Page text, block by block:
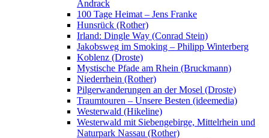
Andrack
100 Tage Heimat – Jens Franke
Hunsrück (Rother)
Irland: Dingle Way (Conrad Stein)
Jakobsweg im Smoking – Philipp Winterberg
Koblenz (Droste)
Mystische Pfade am Rhein (Bruckmann)
Niederrhein (Rother)
Pilgerwanderungen an der Mosel (Droste)
Traumtouren – Unsere Besten (ideemedia)
Westerwald (Hikeline)
Westerwald mit Siebengebirge, Mittelrhein und
Naturpark Nassau (Rother)